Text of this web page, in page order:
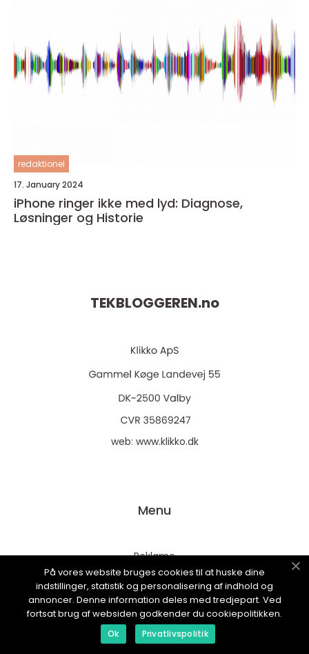
redaktionel
17. January 2024
iPhone ringer ikke med lyd: Diagnose,
Løsninger og Historie
TEKBLOGGEREN.no
web: www.klikko.dk
Menu
Reklame
Om oss
Cookies
Kontakt Oss
Sitemap
På vores website bruges cookies til at huske dine
indstillinger, statistik og personalisering af indhold og
annoncer. Denne information deles med tredjepart. Ved
fortsat brug af websiden godkender du cookiepolitikken.
Ok Privatlivspolitik